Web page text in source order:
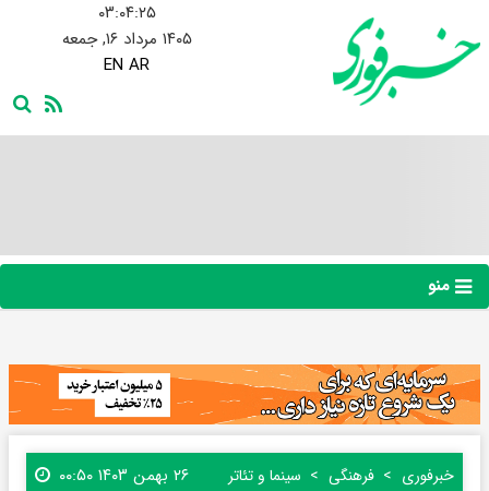
۰۳:۰۴:۲۶
۱۴۰۵ مرداد ۱۶, جمعه
EN AR
منو
خبرفوری فرهنگی سینما و تئاتر ۲۶ بهمن ۱۴۰۳ ۰۰:۵۰